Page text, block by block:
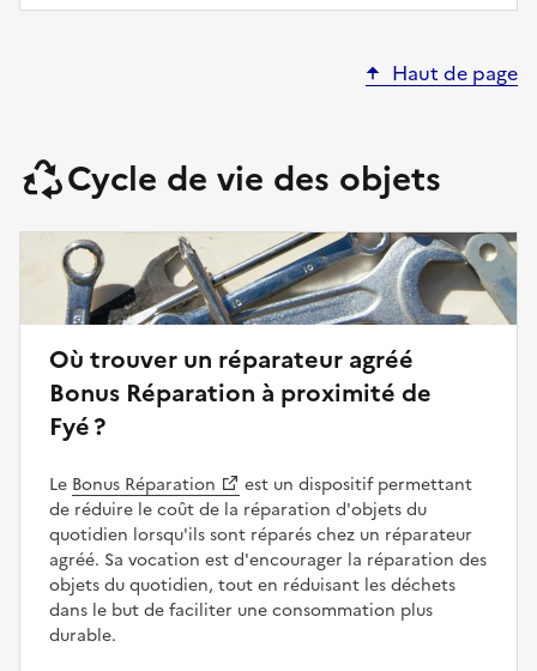
Haut de page
Cycle de vie des objets
Où trouver un réparateur agréé
Bonus Réparation à proximité de
Fyé ?
Le Bonus Réparation
est un dispositif permettant
de réduire le coût de la réparation d'objets du
quotidien lorsqu'ils sont réparés chez un réparateur
agréé. Sa vocation est d'encourager la réparation des
objets du quotidien, tout en réduisant les déchets
dans le but de faciliter une consommation plus
durable.